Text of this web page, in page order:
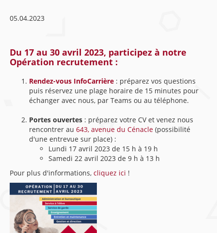
05.04.2023
Du 17 au 30 avril 2023, participez à notre
Opération recrutement :
Rendez-vous InfoCarrière : préparez vos questions
puis réservez une plage horaire de 15 minutes pour
échanger avec nous, par Teams ou au téléphone.
Portes ouvertes : préparez votre CV et venez nous
rencontrer au 643, avenue du Cénacle (possibilité
d'une entrevue sur place) :
Lundi 17 avril 2023 de 15 h à 19 h
Samedi 22 avril 2023 de 9 h à 13 h
Pour plus d'informations, cliquez ici !